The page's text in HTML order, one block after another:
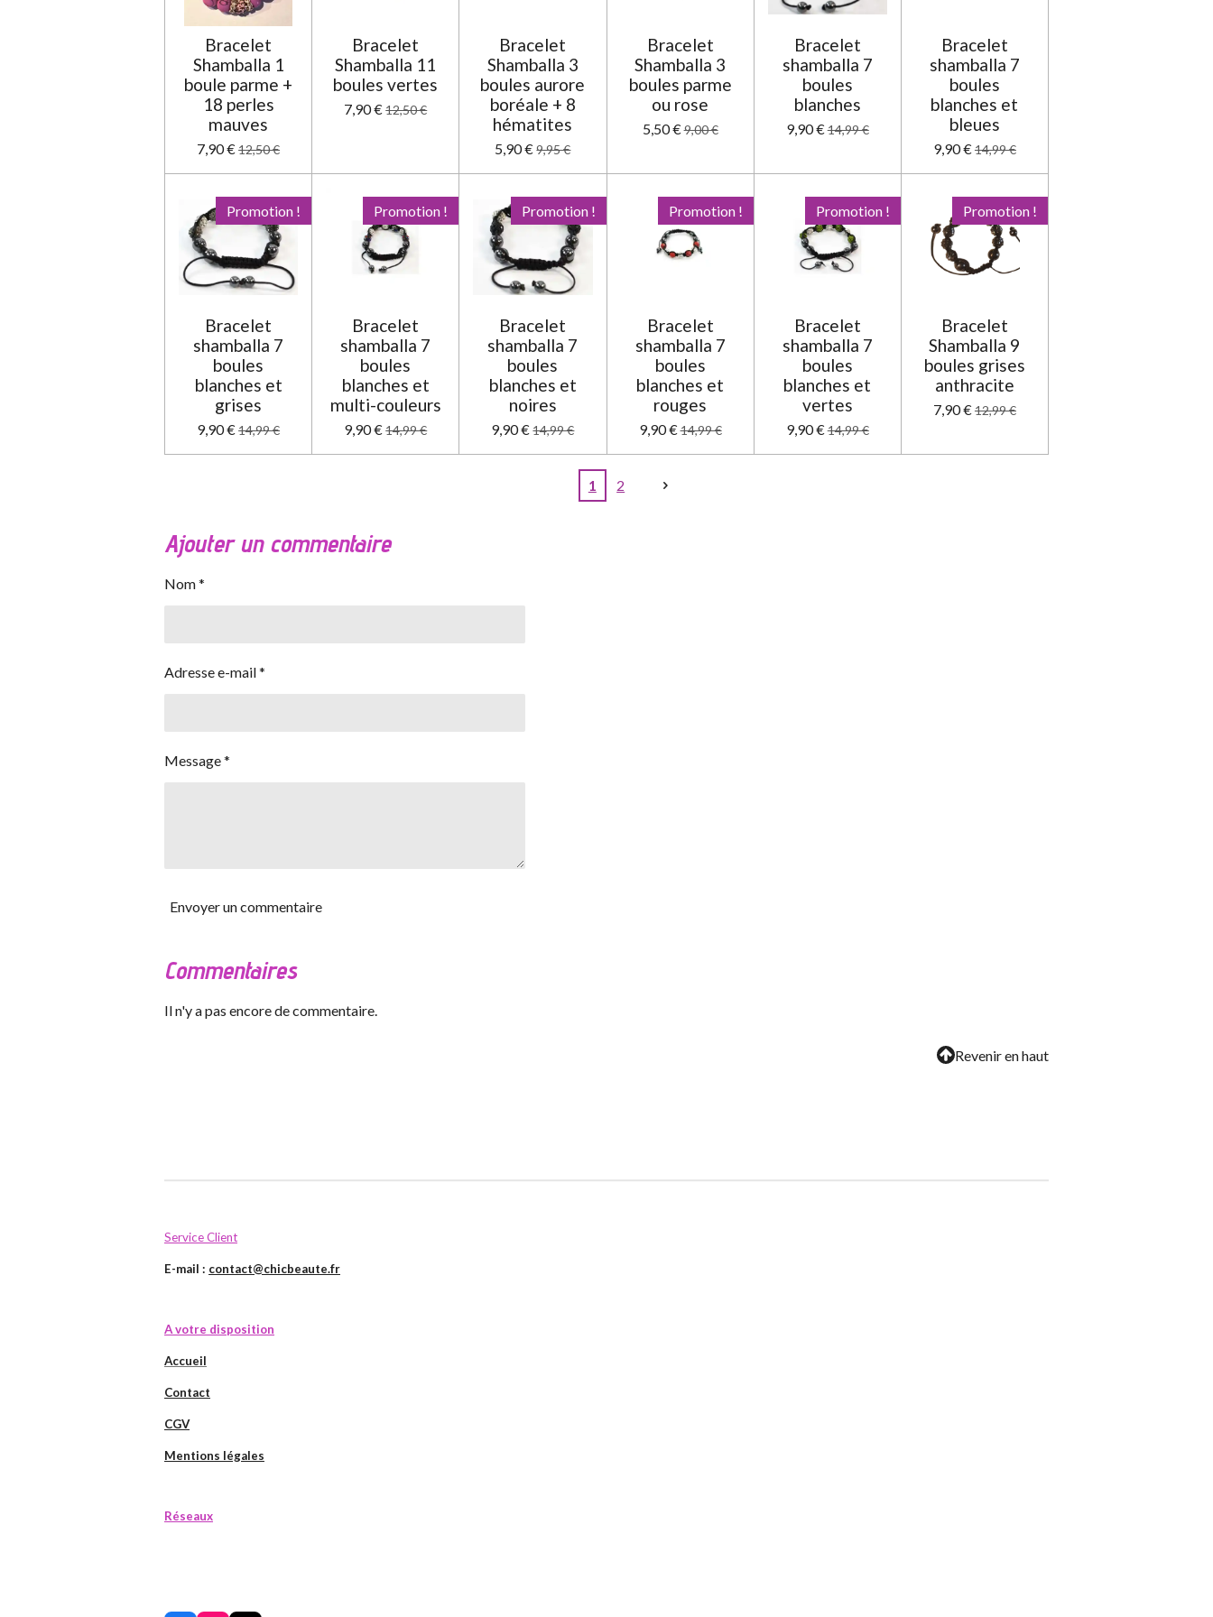
Bracelet
Shamballa 1
boule parme +
18 perles
mauves
7,90 €12,50 €
Bracelet
Shamballa 11
boules vertes
7,90 €12,50 €
Bracelet
Shamballa 3
boules aurore
boréale + 8
hématites
5,90 € 9,95 €
Bracelet
Shamballa 3
boules parme
ou rose
5,50 €9,00 €
Bracelet
shamballa 7
boules
blanches
9,90 €14,99 €
Bracelet
shamballa 7
boules
blanches et
bleues
9,90 €14,99 €
Promotion !
Bracelet
shamballa 7
boules
blanches et
grises
9,90 €14,99 €
Promotion !
Bracelet
shamballa 7
boules
blanches et
multi-couleurs
9,90 €14,99 €
Promotion !
Bracelet
shamballa 7
boules
blanches et
noires
9,90 € 14,99 €
Promotion !
Bracelet
shamballa 7
boules
blanches et
rouges
9,90 €14,99 €
Promotion !
Bracelet
shamballa 7
boules
blanches et
vertes
9,90 €14,99 €
Promotion !
Bracelet
Shamballa 9
boules grises
anthracite
7,90 €12,99 €
1 2
Ajouter un commentaire
Nom *
Adresse e-mail *
Message *
Envoyer un commentaire
Commentaires
Il n'y a pas encore de commentaire.
Revenir en haut
Service Client
E-mail : contact@chicbeaute.fr
A votre disposition
Accueil
Contact
CGV
Mentions légales
Réseaux